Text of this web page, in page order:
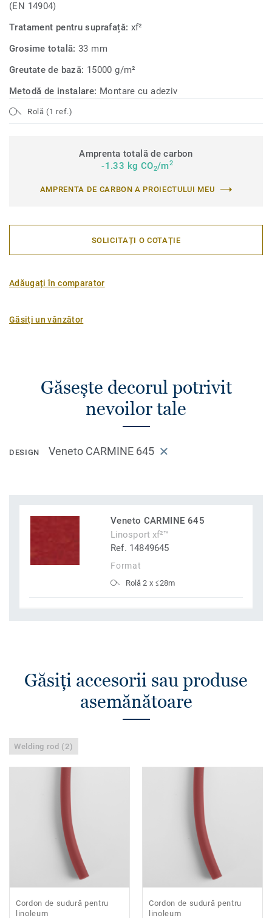
(EN 14904)
Tratament pentru suprafață: xf²
Grosime totală:33 mm
Greutate de bază: 15000 g/m²
Metodă de instalare: Montare cu adeziv
Rolă (1 ref.)
Amprenta totală de carbon
-1.33 kg CO2/m2
AMPRENTA DE CARBON A PROIECTULUI MEU
SOLICITAȚI O COTAȚIE
Adăugați în comparator
Găsiți un vânzător
Găsește decorul potrivit
nevoilor tale
DESIGN Veneto CARMINE 645
Veneto CARMINE 645
Linosport xf²™
Ref. 14849645
Format
Rolă 2 x ≤28m
Găsiţi accesorii sau produse
asemănătoare
Welding rod (2)
Cordon de sudură pentru
linoleum
Cordon de sudură pentru
linoleum